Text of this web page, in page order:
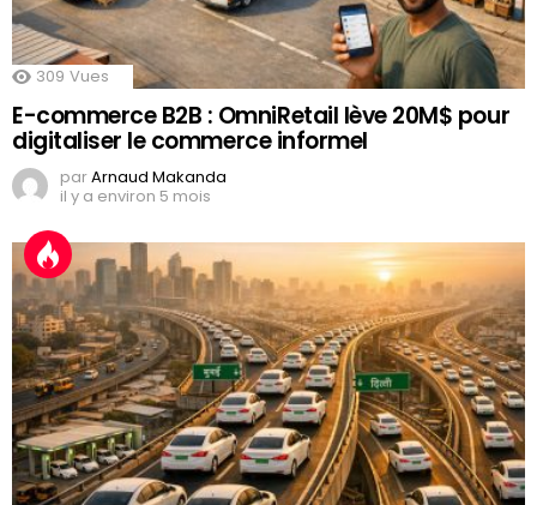
309 Vues
E-commerce B2B : OmniRetail lève 20M$ pour
digitaliser le commerce informel
parArnaud Makanda
il y a environ 5 mois